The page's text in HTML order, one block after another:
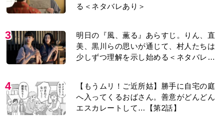
る＜ネタバレあり＞
3
明日の『風、薫る』あらすじ。りん、直
美、黒川らの思いが通じて、村人たちは
少しずつ理解を示し始める＜ネタバレあ
4
【もうムリ！ご近所姑】勝手に自宅の庭
へ入ってくるおばさん。善意がどんどん
エスカレートして…【第2話】